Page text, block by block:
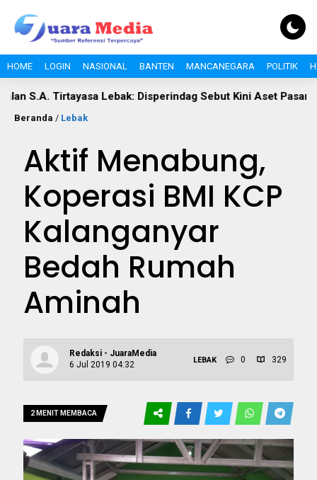
HOME LOGIN NASIONAL BANTEN MANCANEGARA POLITIK
Lebak: Disperindag Sebut Kini Aset Pasar, Keluhan
Beranda / Lebak
Aktif Menabung,
Koperasi BMI KCP
Kalanganyar
Bedah Rumah
Aminah
Redaksi - JuaraMedia
6 Jul 2019 04:32
LEBAK 0 329
2 MENIT MEMBACA